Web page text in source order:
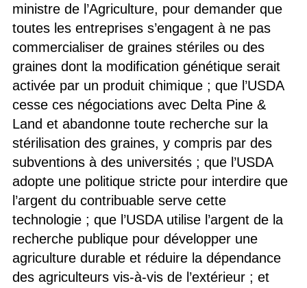
ministre de l’Agriculture, pour demander que
toutes les entreprises s’engagent à ne pas
commercialiser de graines stériles ou des
graines dont la modification génétique serait
activée par un produit chimique ; que l’USDA
cesse ces négociations avec Delta Pine &
Land et abandonne toute recherche sur la
stérilisation des graines, y compris par des
subventions à des universités ; que l’USDA
adopte une politique stricte pour interdire que
l’argent du contribuable serve cette
technologie ; que l’USDA utilise l’argent de la
recherche publique pour développer une
agriculture durable et réduire la dépendance
des agriculteurs vis-à-vis de l’extérieur ; et